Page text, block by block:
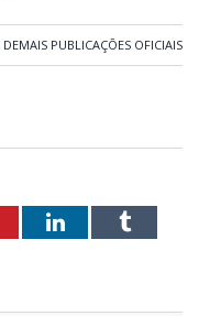
DEMAIS PUBLICAÇÕES OFICIAIS
LinkedInTumblr